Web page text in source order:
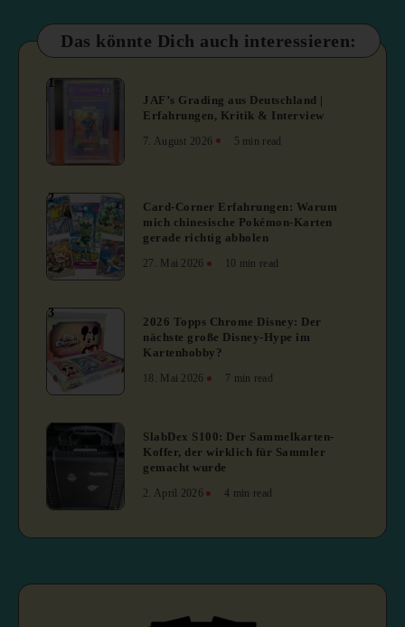
Das könnte Dich auch interessieren:
1
JAF’s Grading aus Deutschland |
Erfahrungen, Kritik & Interview
7. August 2026 5 min read
2
Card-Corner Erfahrungen: Warum
mich chinesische Pokémon-Karten
gerade richtig abholen
27. Mai 2026 10 min read
3
2026 Topps Chrome Disney: Der
nächste große Disney-Hype im
Kartenhobby?
18. Mai 2026 7 min read
4
SlabDex S100: Der Sammelkarten-
Koffer, der wirklich für Sammler
gemacht wurde
2. April 2026 4 min read